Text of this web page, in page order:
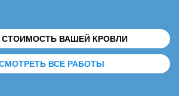
СТОИМОСТЬ ВАШЕЙ КРОВЛИ
ВСЕ РАБОТЫ